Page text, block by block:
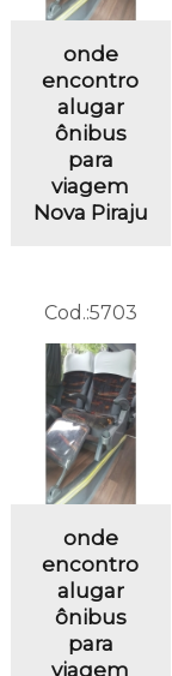
onde
encontro
alugar
ônibus
para
viagem
Nova Piraju
Cod.:5703
onde
encontro
alugar
ônibus
para
viagem